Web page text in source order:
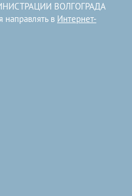
ВОЛГОГРАДА
в Интернет-